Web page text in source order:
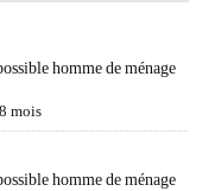
homme de ménage
mois
homme de ménage